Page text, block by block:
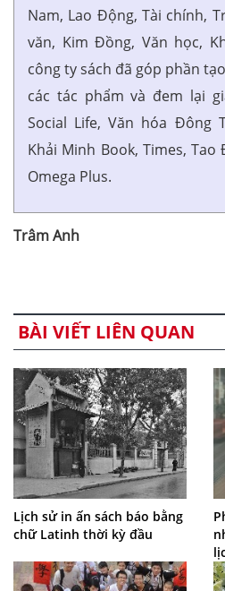
Nam, Lao Động, Tài chính,
văn, Kim Đồng, Văn học,
công ty sách đã góp phần
các tác phẩm và đem lại
Social Life, Văn hóa Đông
Khải Minh Book, Times,
Omega Plus.
Trâm Anh
BÀI VIẾT LIÊN QUAN
Lịch sử in ấn sách báo bằng
chữ Latinh thời kỳ đầu